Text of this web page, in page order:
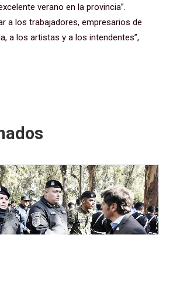
verano en la provincia”.
a los trabajadores, empresarios de
a los artistas y a los intendentes”,